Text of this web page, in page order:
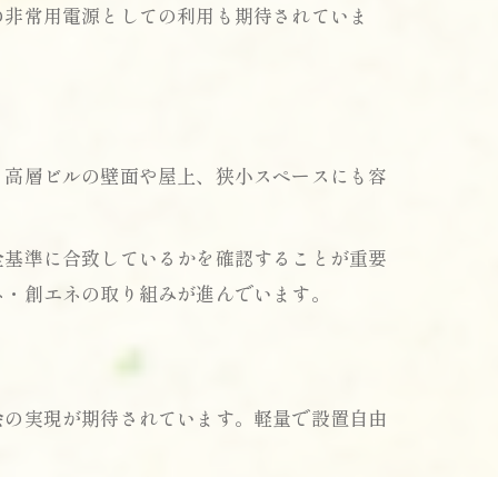
常用電源としての利用も期待されていま
層ビルの壁面や屋上、狭小スペースにも容
準に合致しているかを確認することが重要
創エネの取り組みが進んでいます。
実現が期待されています。軽量で設置自由